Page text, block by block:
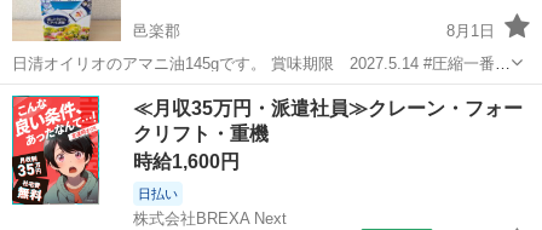
邑楽郡
8月1日
日清オイリオのアマニ油145gです。 賞味期限 2027.5.14 #圧縮一番搾
り #オメガ #健康 #毎日 #食卓 #チカラ ◆ご自分の出品物や不要
物、飲食料品とのチェンジも大歓迎です。出費を抑え、在庫を減ら
し、循環さ...
群馬 邑楽郡 食品
≪月収35万円・派遣社員≫クレーン・フォー
クリフト・重機
時給1,600円
日払い
株式会社BREXA Next